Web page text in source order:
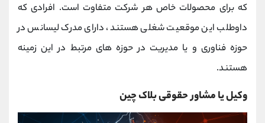
که برای محصولات خاص هر شرکت متفاوت است. افرادی که
داوطلب این موقعیت شغلی هستند، دارای مدرک لیسانس در
حوزه فناوری و یا مدیریت در حوزه های مرتبط در این زمینه
هستند.
وکیل یا مشاور حقوقی بلاک چین